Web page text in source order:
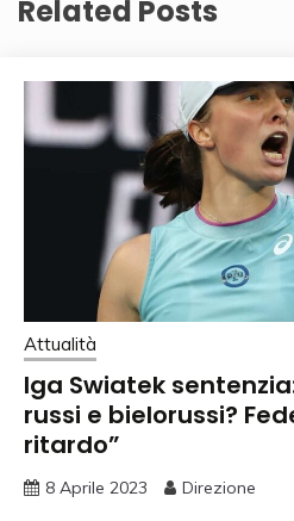
Related Posts
Attualità
Iga Swiatek
russi e bielorussi?
ritardo”
8 Aprile 2023 Direzione